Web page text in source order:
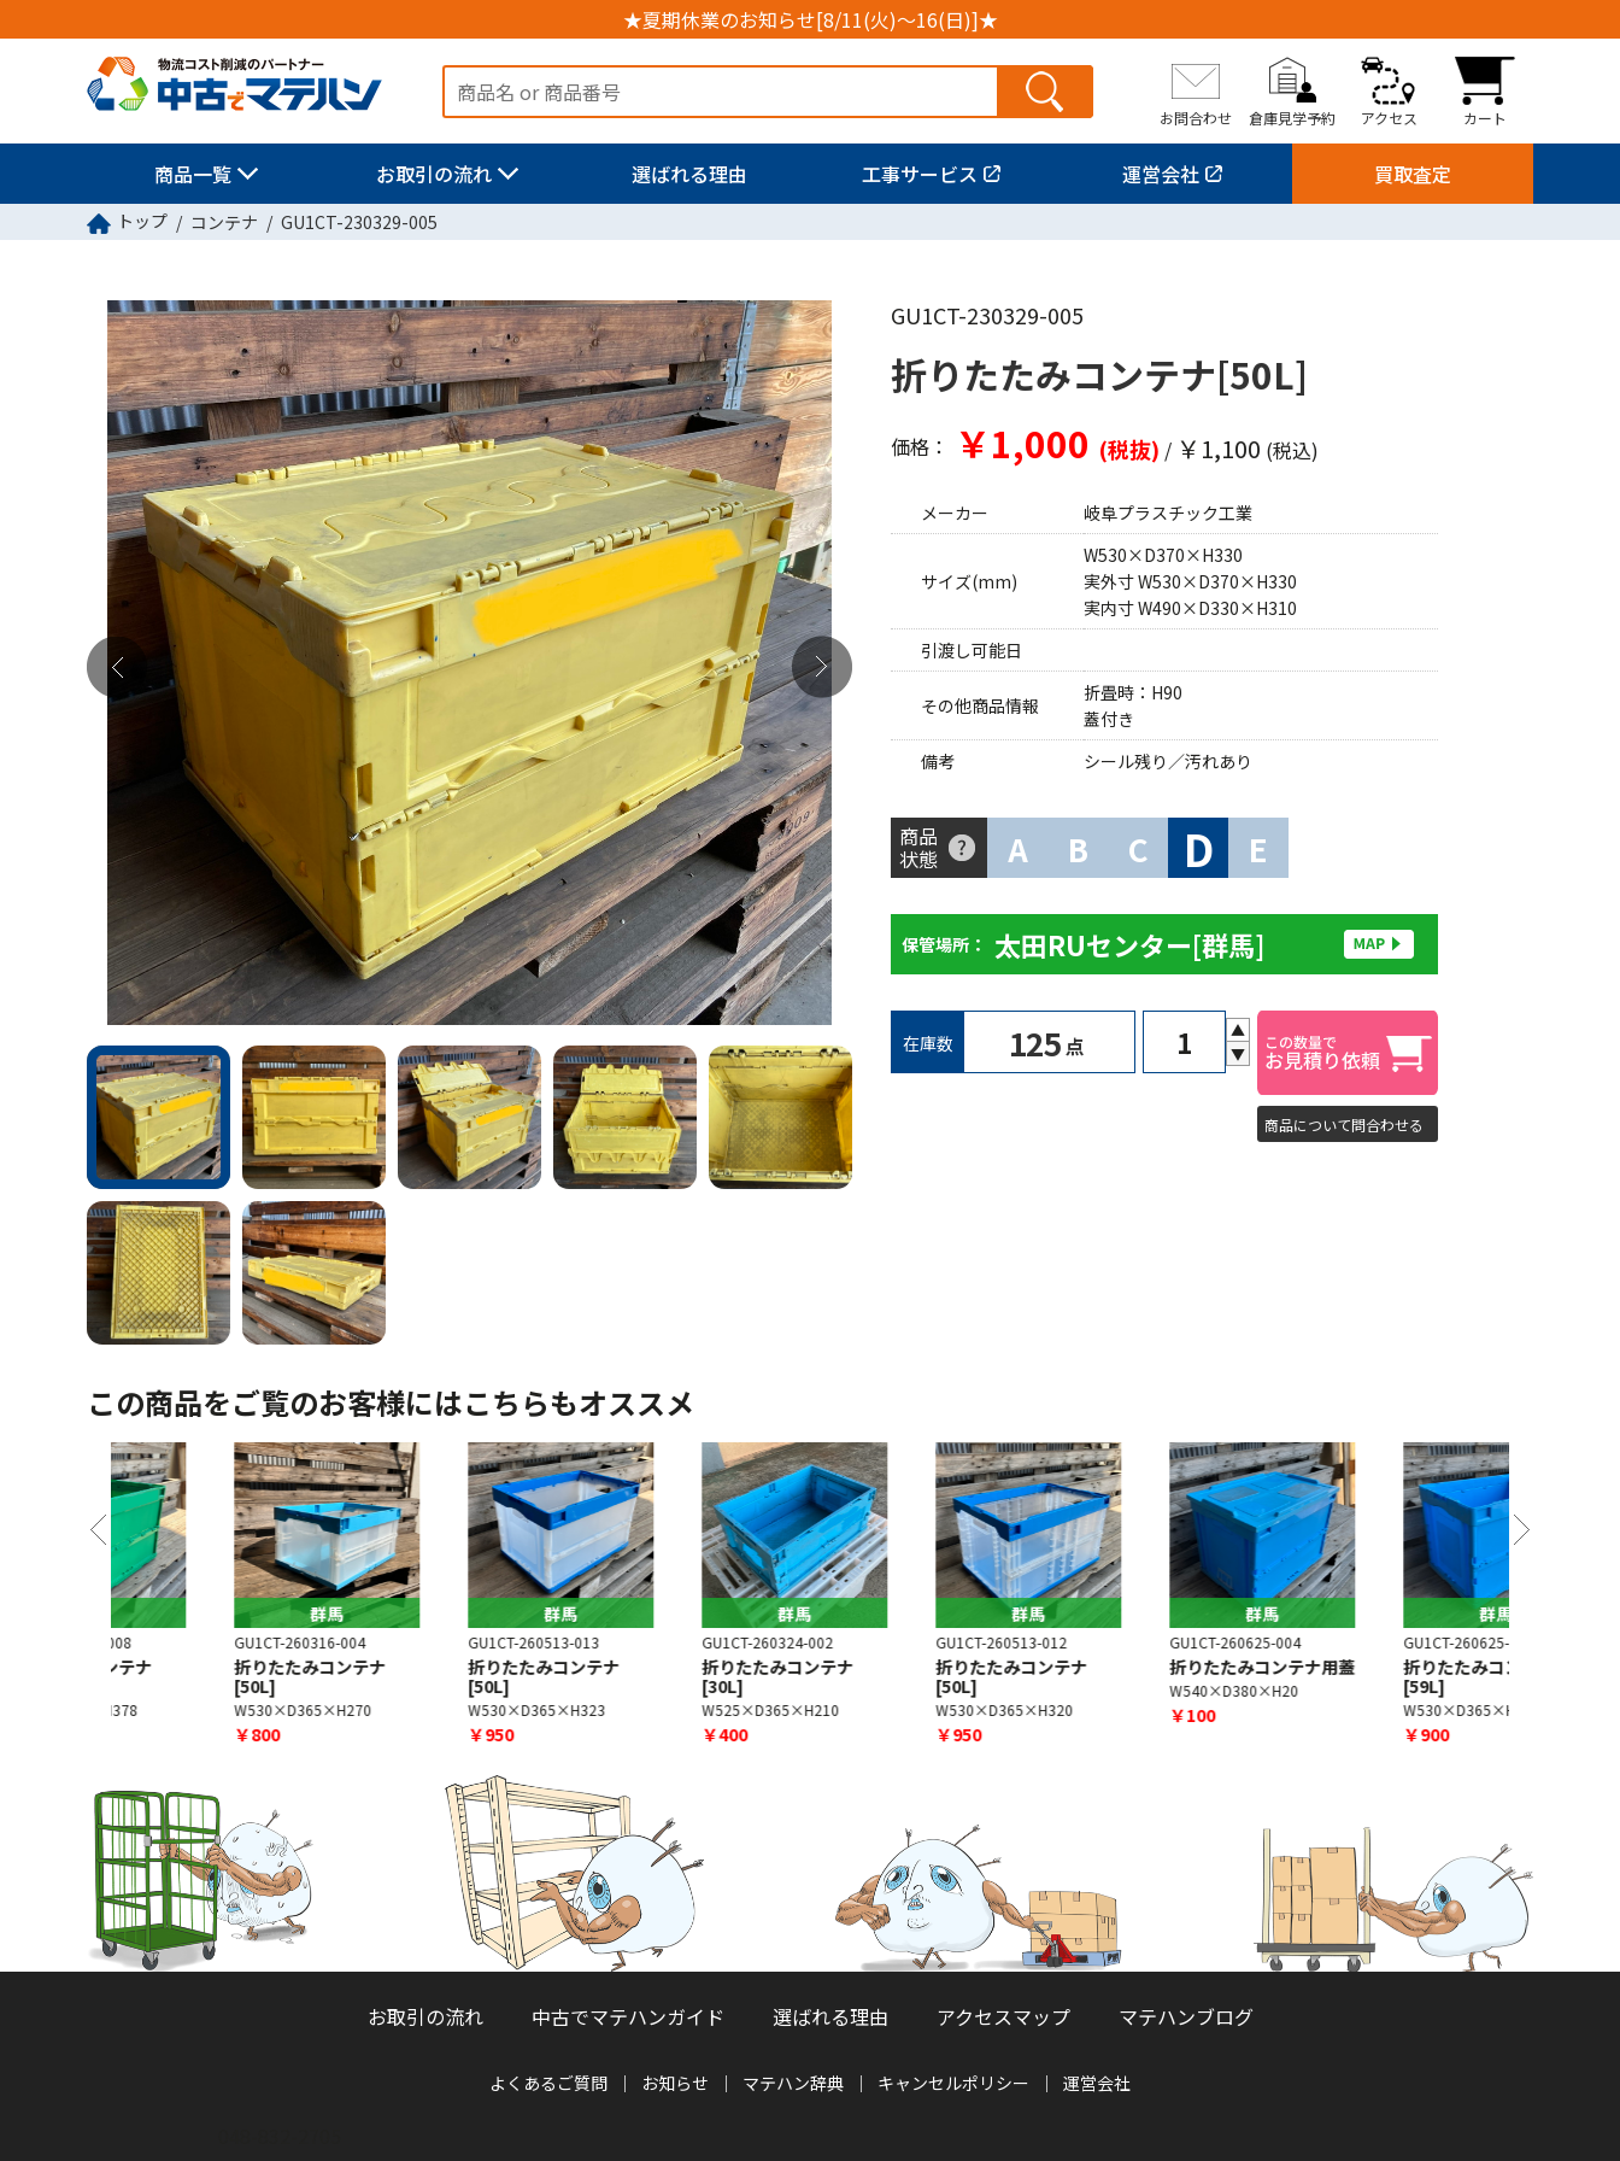
★夏期休業のお知らせ[8/11(火)～16(日)]★
お問合わせ 倉庫見学予約 アクセス カート
商品一覧 お取引の流れ 選ばれる理由 工事サービス 運営会社 買取査定
トップ コンテナ GU1CT-230329-005
GU1CT-230329-005
折りたたみコンテナ[50L]
価格： ￥1,000 (税抜) / ￥1,100 (税込)
メーカー 岐阜プラスチック工業
サイズ(mm)
W530×D370×H330
実外寸 W530×D370×H330
実内寸 W490×D330×H310
引渡し可能日
その他商品情報
折畳時：H90
蓋付き
備考
シール残り／汚れあり
商品
状態 A B C D E
保管場所： 太田RUセンター[群馬]
在庫数 125 点
▲
▼
商品について問合わせる
この商品をご覧のお客様にはこちらもオススメ
群馬
GU1CT-260316-004
折りたたみコンテナ
W530×D365×H270
GU1CT-260513-013
折りたたみコンテナ
W530×D365×H323
GU1CT-260324-002
折りたたみコンテナ
W525×D365×H210
GU1CT-260513-012
折りたたみコンテナ
W530×D365×H320
GU1CT-260625-004
折りたたみコンテナ用蓋
W540×D380×H20
￥100
GU1CT-260625-003
折りたたみコンテナ
W530×D365×H385
お取引の流れ 中古でマテハンガイド 選ばれる理由 アクセスマップ マテハンブログ
よくあるご質問 お知らせ マテハン辞典 キャンセルポリシー 運営会社